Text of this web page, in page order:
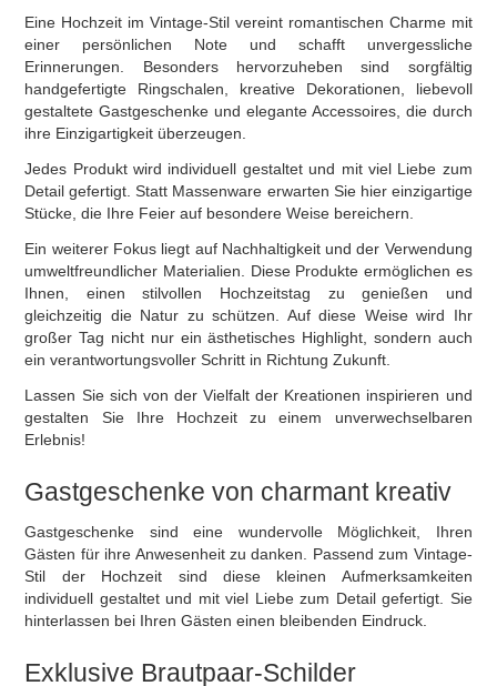
Eine Hochzeit im Vintage-Stil vereint romantischen Charme mit
einer persönlichen Note und schafft unvergessliche
Erinnerungen. Besonders hervorzuheben sind sorgfältig
handgefertigte Ringschalen, kreative Dekorationen, liebevoll
gestaltete Gastgeschenke und elegante Accessoires, die durch
ihre Einzigartigkeit überzeugen.
Jedes Produkt wird individuell gestaltet und mit viel Liebe zum
Detail gefertigt. Statt Massenware erwarten Sie hier einzigartige
Stücke, die Ihre Feier auf besondere Weise bereichern.
Ein weiterer Fokus liegt auf Nachhaltigkeit und der Verwendung
umweltfreundlicher Materialien. Diese Produkte ermöglichen es
Ihnen, einen stilvollen Hochzeitstag zu genießen und
gleichzeitig die Natur zu schützen. Auf diese Weise wird Ihr
großer Tag nicht nur ein ästhetisches Highlight, sondern auch
ein verantwortungsvoller Schritt in Richtung Zukunft.
Lassen Sie sich von der Vielfalt der Kreationen inspirieren und
gestalten Sie Ihre Hochzeit zu einem unverwechselbaren
Erlebnis!
Gastgeschenke von charmant kreativ
Gastgeschenke sind eine wundervolle Möglichkeit, Ihren
Gästen für ihre Anwesenheit zu danken. Passend zum Vintage-
Stil der Hochzeit sind diese kleinen Aufmerksamkeiten
individuell gestaltet und mit viel Liebe zum Detail gefertigt. Sie
hinterlassen bei Ihren Gästen einen bleibenden Eindruck.
Exklusive Brautpaar-Schilder